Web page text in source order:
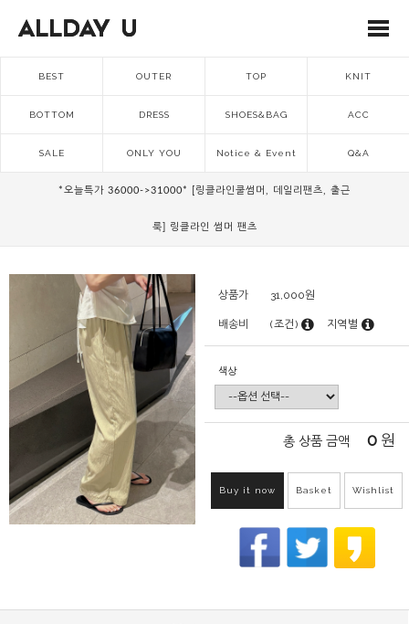
BEST OUTER TOP KNIT
BOTTOM DRESS SHOES&BAG ACC
SALE ONLY YOU Notice & Event Q&A
*오늘특가 36000->31000* [링클라인쿨썸머, 데일리팬츠, 출근
룩] 링클라인 썸머 팬츠
상품가 31,000원
배송비 (조건) 지역별
색상
총 상품 금액 0 원
Buy it now Basket Wishlist